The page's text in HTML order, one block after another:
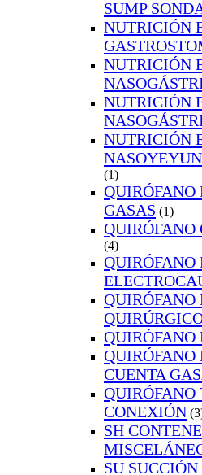
SUMP
NUTRICIÓN
NUTRICIÓN
NUTRICIÓN
NUTRICIÓN
(1)
QUIRÓFANO
GASAS (1)
(4)
QUIRÓFANO
QUIRÓFANO
QUIRÓFANO
CUENTA
QUIRÓFANO
CONEXIÓN
SH
SU